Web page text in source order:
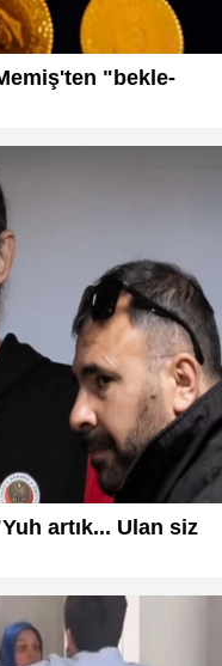
"bekle-
artık... Ulan siz